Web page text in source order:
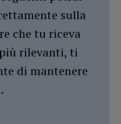
sulla
che tu riceva
rilevanti, ti
di mantenere